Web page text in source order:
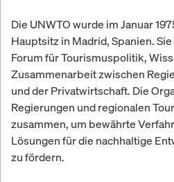
Die UNWTO wurde im Januar
Hauptsitz in Madrid, Spanien.
Forum für Tourismuspolitik,
Zusammenarbeit zwischen
und der Privatwirtschaft. Die
Regierungen und regionalen
zusammen, um bewährte
Lösungen für die nachhaltige
zu fördern.